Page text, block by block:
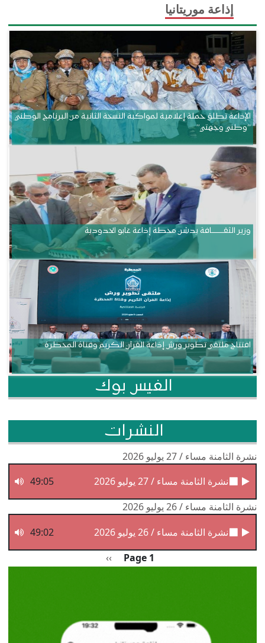
إذاعة موريتانيا
الإذاعة تطلق حملة إعلامية لمواكبة النسخة الثانية من البرنامج الوطني
“وطني وجهتي”
وزير الثقــــــــــافة يدشن محطة إذاعة غابو الحدودية
افتتاح ملتقى تطوير ورش إذاعة القرآن الكريم وقناة المحظرة
الفيس بوك
النشرات
نشرة الثامنة مساء / 27 يوليو 2026
نشرة الثامنة مساء / 27 يوليو 2026
49:05
نشرة الثامنة مساء / 26 يوليو 2026
نشرة الثامنة مساء / 26 يوليو 2026
49:02
Page 1 الصفحة التالية
››